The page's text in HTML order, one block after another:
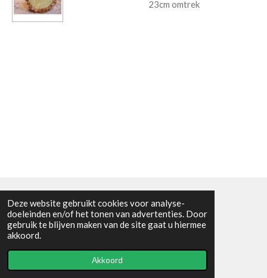
Deze website gebruikt cookies voor analyse-
doeleinden en/of het tonen van advertenties. Door
gebruik te blijven maken van de site gaat u hiermee
akkoord.
Akkoord
23cm omtrek
Algemene voorwaarden
© 2021 - RC en mineralenshop Het vlinderpad